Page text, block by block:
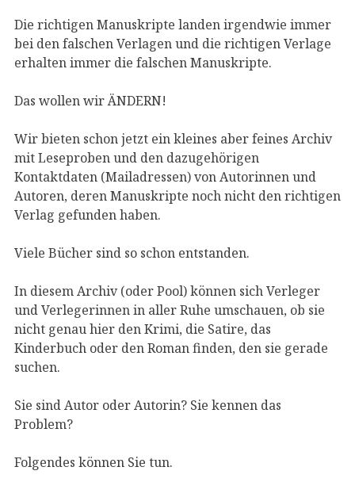
Die richtigen Manuskripte landen irgendwie immer
bei den falschen Verlagen und die richtigen Verlage
erhalten immer die falschen Manuskripte.
Das wollen wir ÄNDERN!
Wir bieten schon jetzt ein kleines aber feines Archiv
mit Leseproben und den dazugehörigen
Kontaktdaten (Mailadressen) von Autorinnen und
Autoren, deren Manuskripte noch nicht den richtigen
Verlag gefunden haben.
Viele Bücher sind so schon entstanden.
In diesem Archiv (oder Pool) können sich Verleger
und Verlegerinnen in aller Ruhe umschauen, ob sie
nicht genau hier den Krimi, die Satire, das
Kinderbuch oder den Roman finden, den sie gerade
suchen.
Sie sind Autor oder Autorin? Sie kennen das
Problem?
Folgendes können Sie tun.